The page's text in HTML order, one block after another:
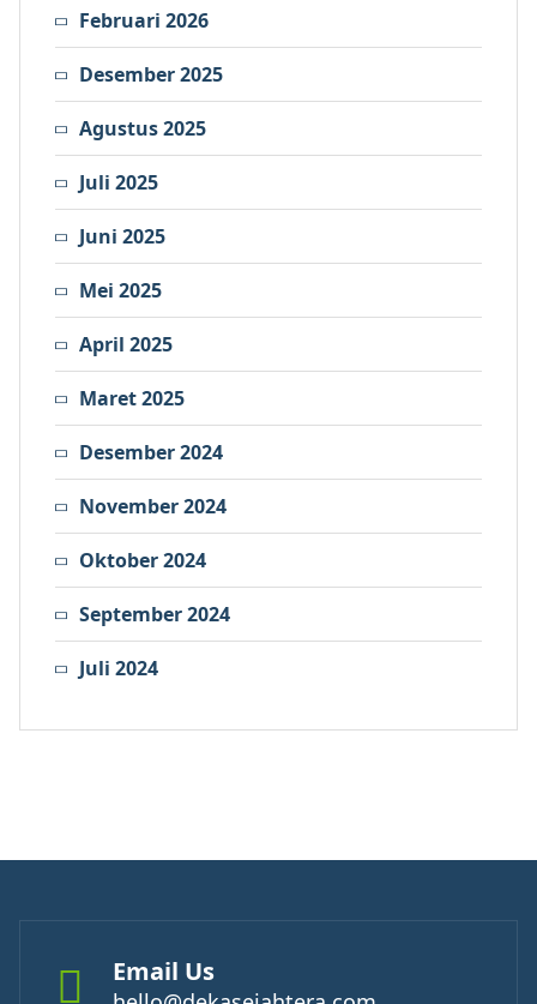
Februari 2026
Desember 2025
Agustus 2025
Juli 2025
Juni 2025
Mei 2025
April 2025
Maret 2025
Desember 2024
November 2024
Oktober 2024
September 2024
Juli 2024
Email Us